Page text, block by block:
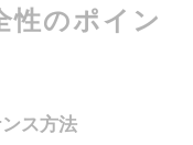
性のポイン
ス方法